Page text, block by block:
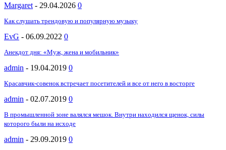
Margaret - 29.04.2026 0
Как слушать трендовую и популярную музыку
EvG - 06.09.2022 0
Анекдот дня: «Муж, жена и мобильник»
admin - 19.04.2019 0
Красавчик-совенок встречает посетителей и все от него в восторге
admin - 02.07.2019 0
В промышленной зоне валялся мешок. Внутри находился щенок, силы
которого были на исходе
admin - 29.09.2019 0